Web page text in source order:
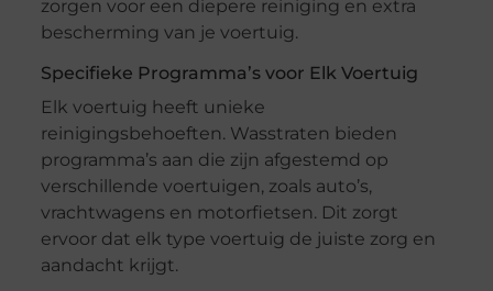
zorgen voor een diepere reiniging en extra
bescherming van je voertuig.
Specifieke Programma’s voor Elk Voertuig
Elk voertuig heeft unieke
reinigingsbehoeften. Wasstraten bieden
programma’s aan die zijn afgestemd op
verschillende voertuigen, zoals auto’s,
vrachtwagens en motorfietsen. Dit zorgt
ervoor dat elk type voertuig de juiste zorg en
aandacht krijgt.